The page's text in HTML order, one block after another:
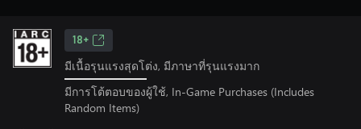
18+
มีเนื้อรุนแรงสุดโต่ง, มีภาษาที่รุนแรงมาก
มีการโต้ตอบของผู้ใช้, In-Game Purchases (Includes
Random Items)